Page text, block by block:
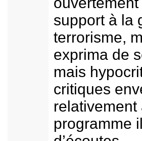
support à la
terrorisme,
exprima de
mais
critiques
relativement
programme